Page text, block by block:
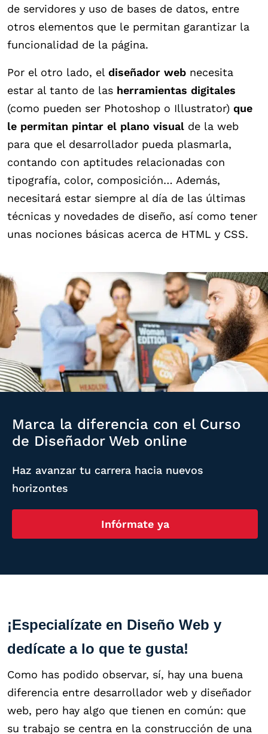
de servidores y uso de bases de datos, entre
otros elementos que le permitan garantizar la
funcionalidad de la página.
Por el otro lado, el diseñador web necesita
estar al tanto de las herramientas digitales
(como pueden ser Photoshop o Illustrator) que
le permitan pintar el plano visual de la web
para que el desarrollador pueda plasmarla,
contando con aptitudes relacionadas con
tipografía, color, composición… Además,
necesitará estar siempre al día de las últimas
técnicas y novedades de diseño, así como tener
unas nociones básicas acerca de HTML y CSS.
Marca la diferencia con el Curso
de Diseñador Web online
Haz avanzar tu carrera hacia nuevos
horizontes
Infórmate ya
¡Especialízate en Diseño Web y
dedícate a lo que te gusta!
Como has podido observar, sí, hay una buena
diferencia entre desarrollador web y diseñador
web, pero hay algo que tienen en común: que
su trabajo se centra en la construcción de una